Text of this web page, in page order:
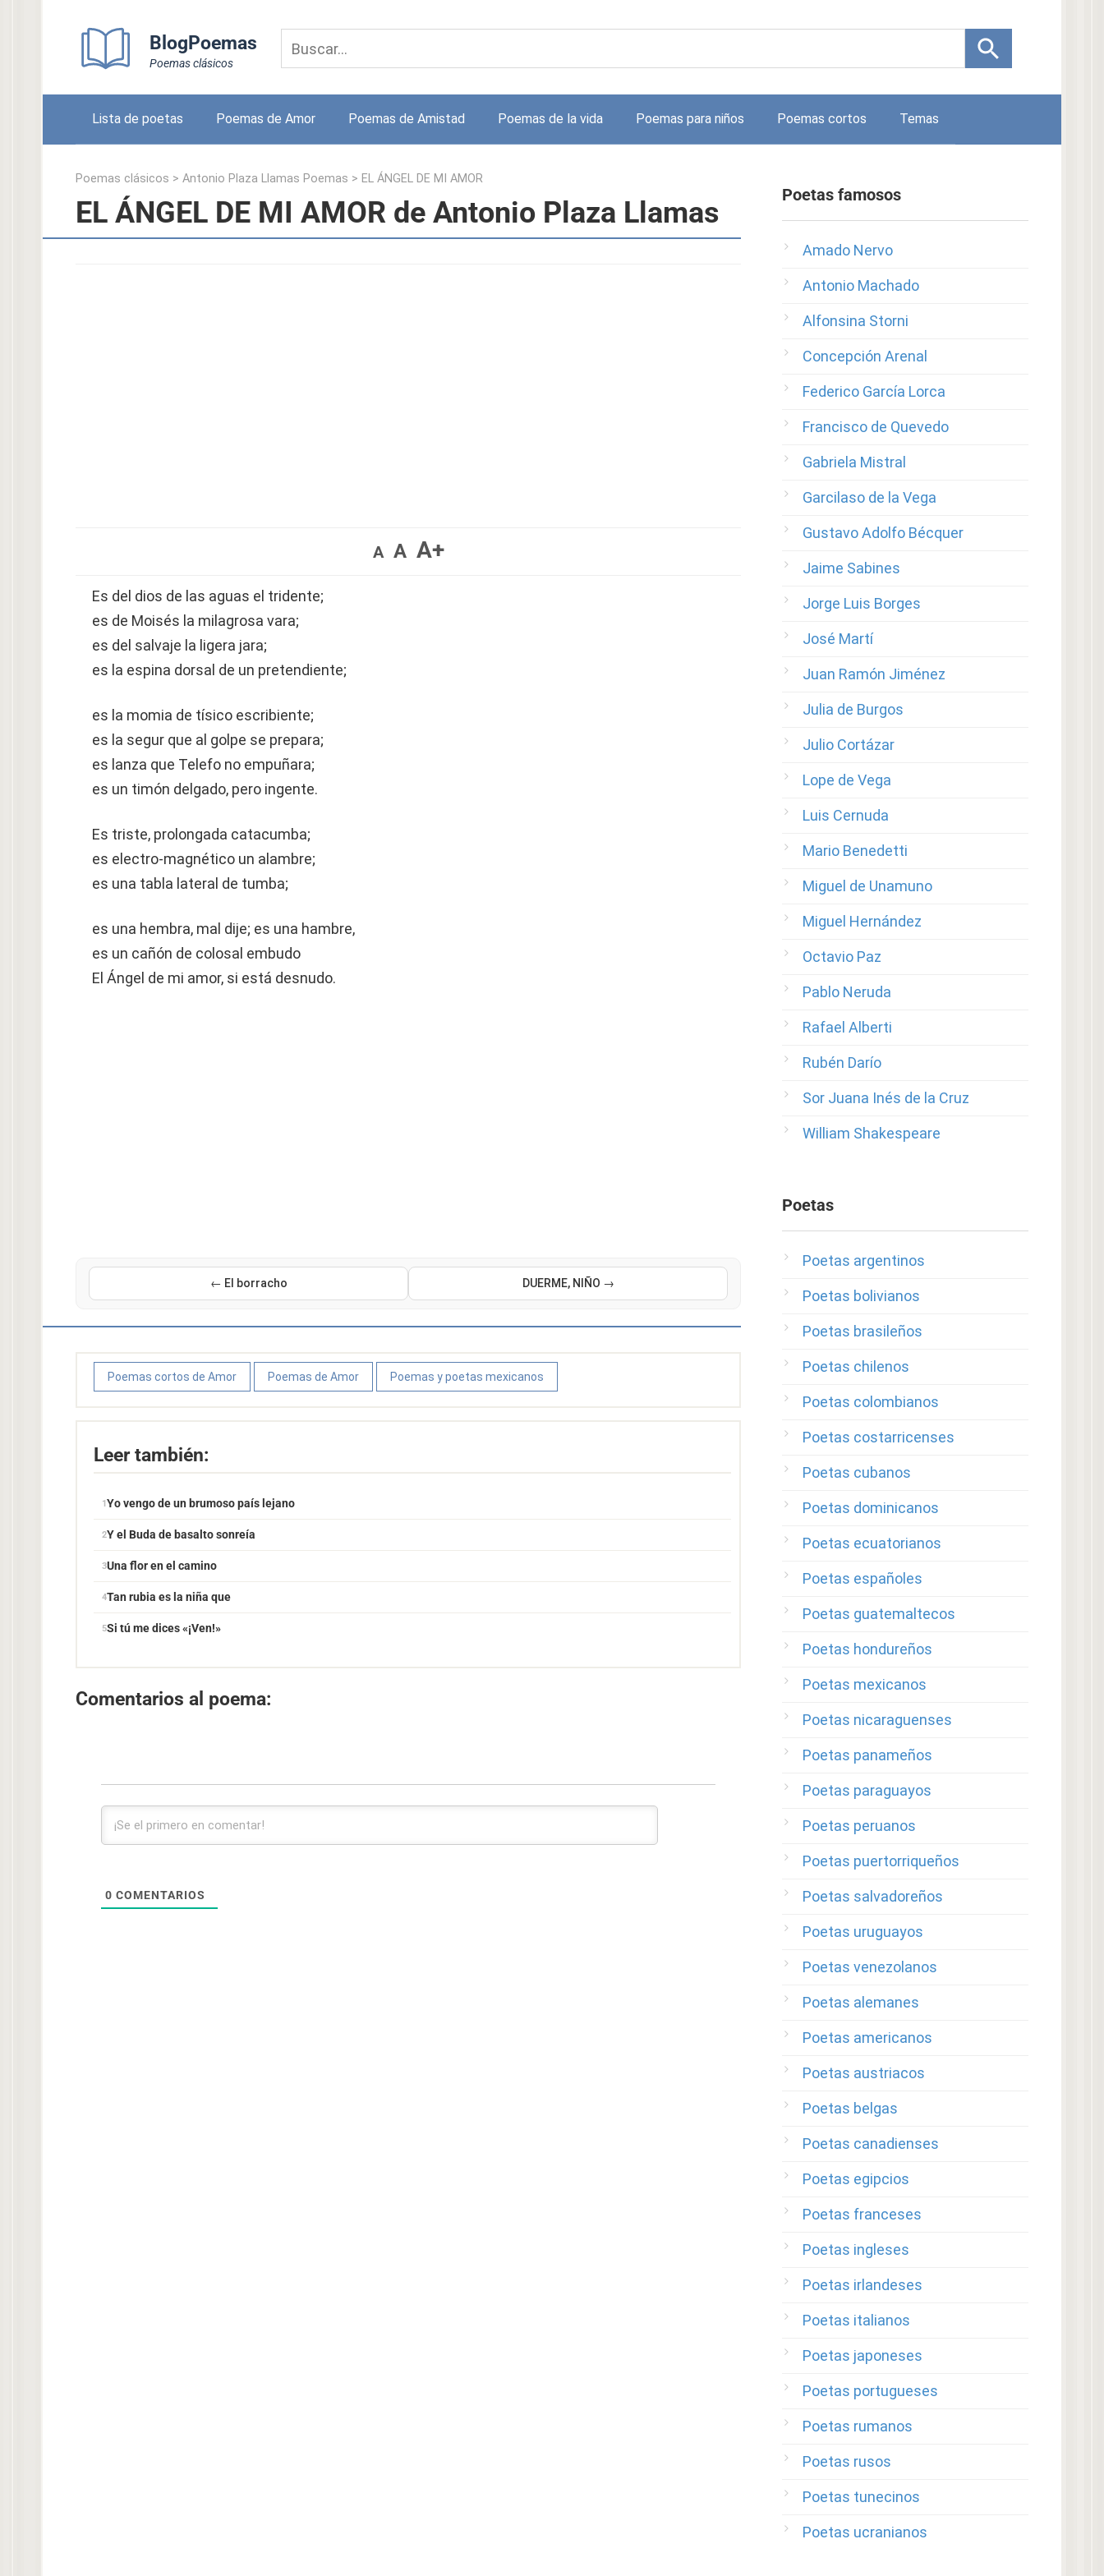
BlogPoemas
Poemas clásicos
Lista de poetas Poemas de Amor Poemas de Amistad Poemas de la vida Poemas para niños Poemas cortos Temas
Poemas clásicos > Antonio Plaza Llamas Poemas > EL ÁNGEL DE MI AMOR
EL ÁNGEL DE MI AMOR de Antonio Plaza Llamas
A A A+
Es del dios de las aguas el tridente;
es de Moisés la milagrosa vara;
es del salvaje la ligera jara;
es la espina dorsal de un pretendiente;
es la momia de tísico escribiente;
es la segur que al golpe se prepara;
es lanza que Telefo no empuñara;
es un timón delgado, pero ingente.
Es triste, prolongada catacumba;
es electro-magnético un alambre;
es una tabla lateral de tumba;
es una hembra, mal dije; es una hambre,
es un cañón de colosal embudo
El Ángel de mi amor, si está desnudo.
← El borracho DUERME, NIÑO →
Poemas cortos de Amor Poemas de Amor Poemas y poetas mexicanos
Leer también:
Yo vengo de un brumoso país lejano
Y el Buda de basalto sonreía
Una flor en el camino
Tan rubia es la niña que
Si tú me dices «¡Ven!»
Comentarios al poema:
0 COMENTARIOS
Poetas famosos
Amado Nervo
Antonio Machado
Alfonsina Storni
Concepción Arenal
Federico García Lorca
Francisco de Quevedo
Gabriela Mistral
Garcilaso de la Vega
Gustavo Adolfo Bécquer
Jaime Sabines
Jorge Luis Borges
José Martí
Juan Ramón Jiménez
Julia de Burgos
Julio Cortázar
Lope de Vega
Luis Cernuda
Mario Benedetti
Miguel de Unamuno
Miguel Hernández
Octavio Paz
Pablo Neruda
Rafael Alberti
Rubén Darío
Sor Juana Inés de la Cruz
William Shakespeare
Poetas
Poetas argentinos
Poetas bolivianos
Poetas brasileños
Poetas chilenos
Poetas colombianos
Poetas costarricenses
Poetas cubanos
Poetas dominicanos
Poetas ecuatorianos
Poetas españoles
Poetas guatemaltecos
Poetas hondureños
Poetas mexicanos
Poetas nicaraguenses
Poetas panameños
Poetas paraguayos
Poetas peruanos
Poetas puertorriqueños
Poetas salvadoreños
Poetas uruguayos
Poetas venezolanos
Poetas alemanes
Poetas americanos
Poetas austriacos
Poetas belgas
Poetas canadienses
Poetas egipcios
Poetas franceses
Poetas ingleses
Poetas irlandeses
Poetas italianos
Poetas japoneses
Poetas portugueses
Poetas rumanos
Poetas rusos
Poetas tunecinos
Poetas ucranianos